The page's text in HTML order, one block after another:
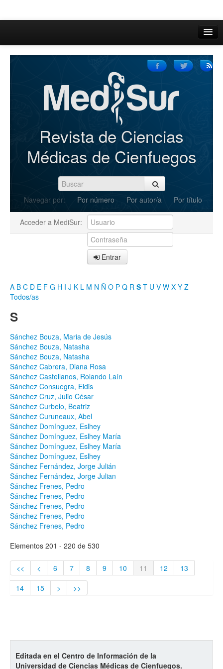
Inicio
Iniciar sesión
Registrarse
Revista de Ciencias
Médicas de Cienfuegos
Navegar por: Por número Por autor/a Por título
Acceder a MediSur:
Entrar
A B C D E F G H I J K L M N Ñ O P Q R S T U V W X Y Z
Todos/as
S
Sánchez Bouza, Maria de Jesús
Sánchez Bouza, Natasha
Sánchez Bouza, Natasha
Sánchez Cabrera, Diana Rosa
Sánchez Castellanos, Rolando Laín
Sánchez Consuegra, Eldis
Sánchez Cruz, Julio César
Sánchez Curbelo, Beatriz
Sánchez Curuneaux, Abel
Sánchez Domínguez, Eslhey
Sánchez Domínguez, Eslhey María
Sánchez Domínguez, Eslhey María
Sánchez Domínguez, Eslhey
Sánchez Fernández, Jorge Julián
Sánchez Fernández, Jorge Julian
Sánchez Frenes, Pedro
Sánchez Frenes, Pedro
Sánchez Frenes, Pedro
Sánchez Frenes, Pedro
Sánchez Frenes, Pedro
Elementos 201 - 220 de 530
<< < 6 7 8 9 10 11 12
13
14
15 > >>
Editada en el Centro de Información de la
Universidad de Ciencias Médicas de Cienfuegos.